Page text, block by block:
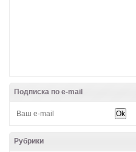
Подписка по e-mail
Рубрики